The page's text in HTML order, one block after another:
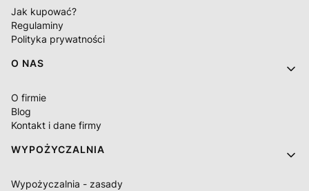
Jak kupować?
Regulaminy
Polityka prywatności
O NAS
O firmie
Blog
Kontakt i dane firmy
WYPOŻYCZALNIA
Wypożyczalnia - zasady